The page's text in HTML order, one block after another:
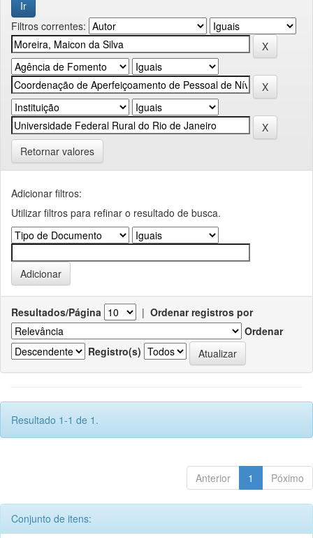
Filtros correntes:
Retornar valores
Adicionar filtros:
Utilizar filtros para refinar o resultado de busca.
Resultados/Página | Ordenar registros por
Ordenar
Registro(s)
Resultado 1-1 de 1.
Anterior 1 Póximo
Conjunto de itens: